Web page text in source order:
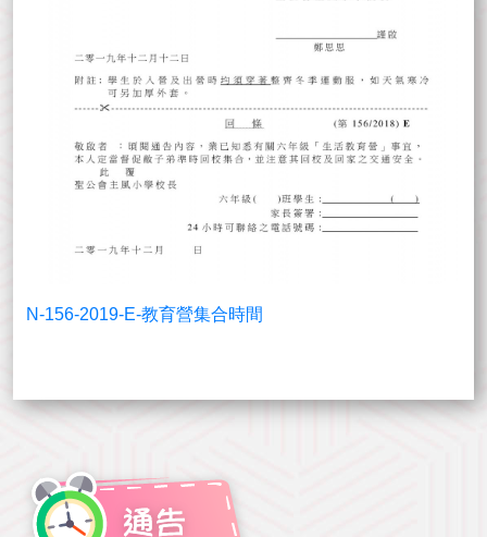
N-156-2019-E-教育營集合時間